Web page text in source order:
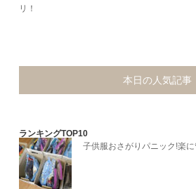
リ！
本日の人気記事
ランキングTOP10
子供服おさがりパニック!楽に